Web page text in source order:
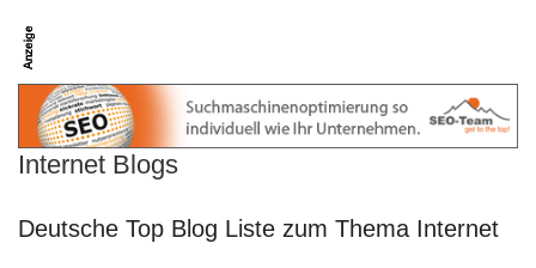
Internet Blogs
Deutsche Top Blog Liste zum Thema Internet